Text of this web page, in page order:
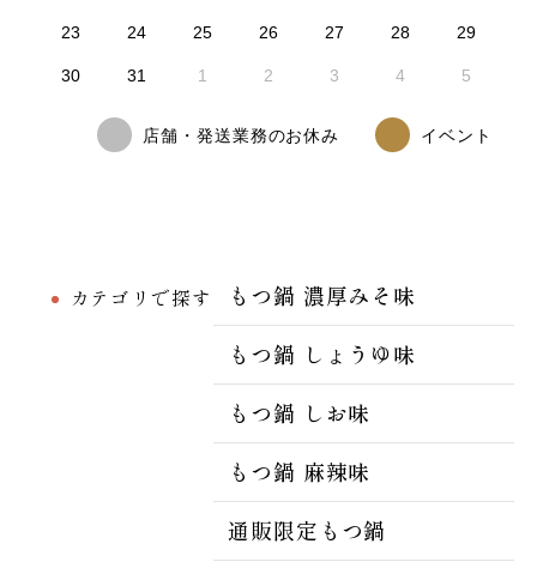
カテゴリで探す
もつ鍋 濃厚みそ味
もつ鍋 しょうゆ味
もつ鍋 しお味
もつ鍋 麻辣味
通販限定もつ鍋
23 24 25 26 27 28 29
30 31 1 2 3 4 5
店舗・発送業務のお休み イベント